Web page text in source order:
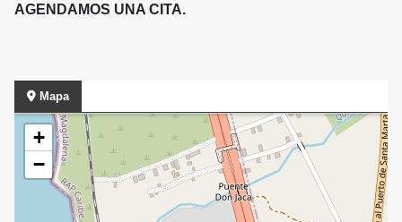
AGENDAMOS UNA CITA.
Mapa
+
−